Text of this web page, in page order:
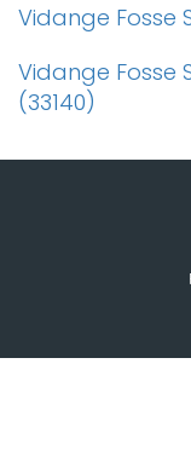
Vidange Fosse
Vidange Fosse
(33140)